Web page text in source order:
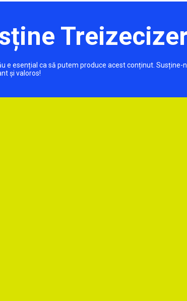
e esențial ca să putem produce acest conținut.
și valoros!